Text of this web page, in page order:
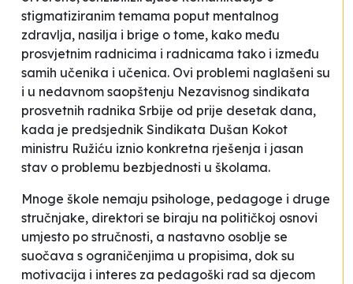
stigmatiziranim temama poput mentalnog
zdravlja, nasilja i brige o tome, kako među
prosvjetnim radnicima i radnicama tako i između
samih učenika i učenica. Ovi problemi naglašeni su
i u nedavnom saopštenju Nezavisnog sindikata
prosvetnih radnika Srbije od prije desetak dana,
kada je predsjednik Sindikata Dušan Kokot
ministru Ružiću iznio konkretna rješenja i jasan
stav o problemu bezbjednosti u školama.
Mnoge škole nemaju psihologe, pedagoge i druge
stručnjake, direktori se biraju na političkoj osnovi
umjesto po stručnosti, a nastavno osoblje se
suočava s ograničenjima u propisima, dok su
motivacija i interes za pedagoški rad sa djecom